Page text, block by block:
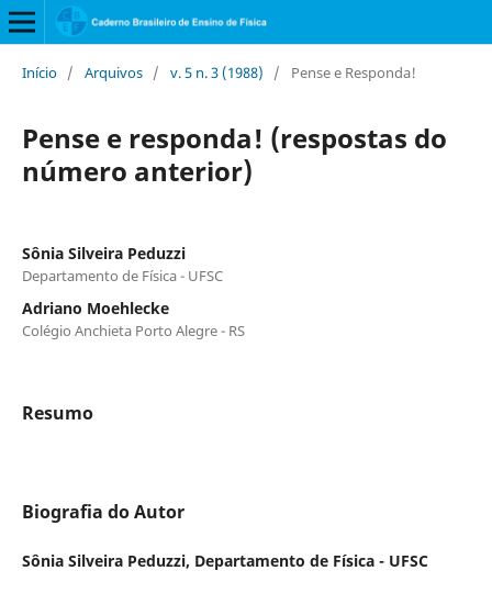
Início / Arquivos / v. 5 n. 3 (1988) / Pense e Responda!
Pense e responda! (respostas do
número anterior)
Sônia Silveira Peduzzi
Departamento de Física - UFSC
Adriano Moehlecke
Colégio Anchieta Porto Alegre - RS
Resumo
Biografia do Autor
Sônia Silveira Peduzzi, Departamento de Física - UFSC